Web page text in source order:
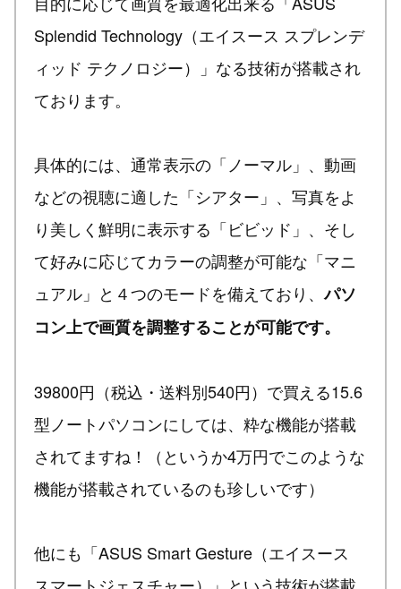
Splendid Technology（エイスース スプレンデ
ィッド テクノロジー）」なる技術が搭載され
ております。
具体的には、通常表示の「ノーマル」、動画
などの視聴に適した「シアター」、写真をよ
り美しく鮮明に表示する「ビビッド」、そし
て好みに応じてカラーの調整が可能な「マニ
ュアル」と４つのモードを備えており、パソ
コン上で画質を調整することが可能です。
39800円（税込・送料別540円）で買える15.6
型ノートパソコンにしては、粋な機能が搭載
されてますね！（というか4万円でこのような
機能が搭載されているのも珍しいです）
他にも「ASUS Smart Gesture（エイスース
スマートジェスチャー）」という技術が搭載